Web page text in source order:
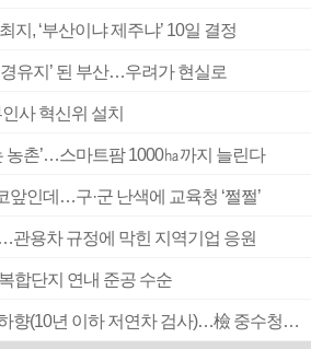
지, ‘부산이냐 제주냐’ 10일 결정
유지’ 된 부산…우려가 현실로
사 혁신위 설치
농촌’…스마트팜 1000㏊까지 늘린다
인데…구·군 난색에 교육청 ‘쩔쩔’
관용차 규정에 막힌 지역기업 응원
합단지 연내 준공 수순
■ 검사 신분 버리고 직급하향(10년 이하 저연차 검사)…檢 중수청행 기피